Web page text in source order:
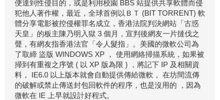
便達到性侵目的，或是利用校園 BBS 站提供共享軟體而侵
犯他人著作權，最近，全球首例以ＢＴ (BIT TORRENT) 軟
體分享電影被控侵權罪名成立，香港法院判決網站「古惑
天皇」的板主陳乃明入獄 3 個月，宣判後網友一片撻伐之
聲，有網友指香港法官「令人髮指」。美國的微軟公司為
了取締 盜版 WINDOWS XP ， 使用網絡掃描系統，如果被
掃到有重複之序號 ( 以 XP 版為限 ) ，將記下 IP 及相關資
料， IE6.0 以上版本就會自動提供傳給微軟， 在坊間流傳
的破解或禁止傳送封包回軟件的程序，也是沒用的 ，因為
微軟在 IE 上早就設計好程式。